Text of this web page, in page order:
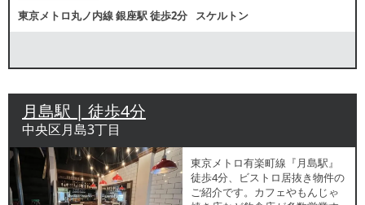
東京メトロ丸ノ内線銀座駅徒歩2分 スケルトン
月島駅 | 徒歩4分
中央区月島3丁目
東京メトロ有楽町線『月島駅』
徒歩4分、ビストロ居抜き物件の
ご紹介です。カフェやもんじゃ